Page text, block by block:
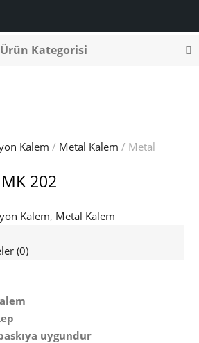
Ürün Kategorisi
Kalem / Metal Kalem / Metal
202
Kalem, Metal Kalem
(0)
uygundur